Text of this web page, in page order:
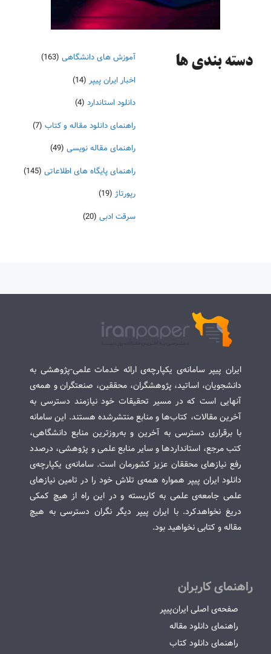
دسته‌ بندی ها آموزش های دانشگاهی (163)
اخبار ایران پیپر (14)
دانلود استاندارد (4)
راهنمای دانلود مقاله و کتاب (7)
راهنمای مقاله نویسی (49)
راهنمای پایگاه های اطلاعاتی (145)
رپورتاژ (19)
سرقت ادبی (20)
ایران پیپر سامانه‌ی یکپارچه‌ی ارائه خدمات علمی-پژوهشی به
دانشجویان، اساتید، پژوهشگران، محققین، صنعتگران و همه‌ی
آنهایی است که در مسیر تحقیقات خود نیازمند دسترسی به
آخرین مقالات، کتاب‌ها و منابع منتشرشده هستند. این سامانه
با برقراری دسترسی به آخرین و به‌روزترین منابع دانشگاهی،
کتب مرجع، استانداردها و سایر منابع علمی و پژوهشی، درصدد
رفع نیازهای محققان عزیز کشورمان است. سامانه‌ی یکپارچه‌ی
دانلود ایران پیپر همواره همه‌ی تلاش خود را در تامین نیازهای
علمی جامعه‌ی علمی به کاربسته و در این راه از هیچ کمکی
دریغ نخواهدکرد. با ایران پیپر دیگر نگران دسترسی به هیچ
مقاله و کتابی نخواهید بود.
راهنمای کاربران
صفحه‌ی اصلی ایران‌پیپر
راهنمای دانلود مقاله
راهنمای دانلود کتاب